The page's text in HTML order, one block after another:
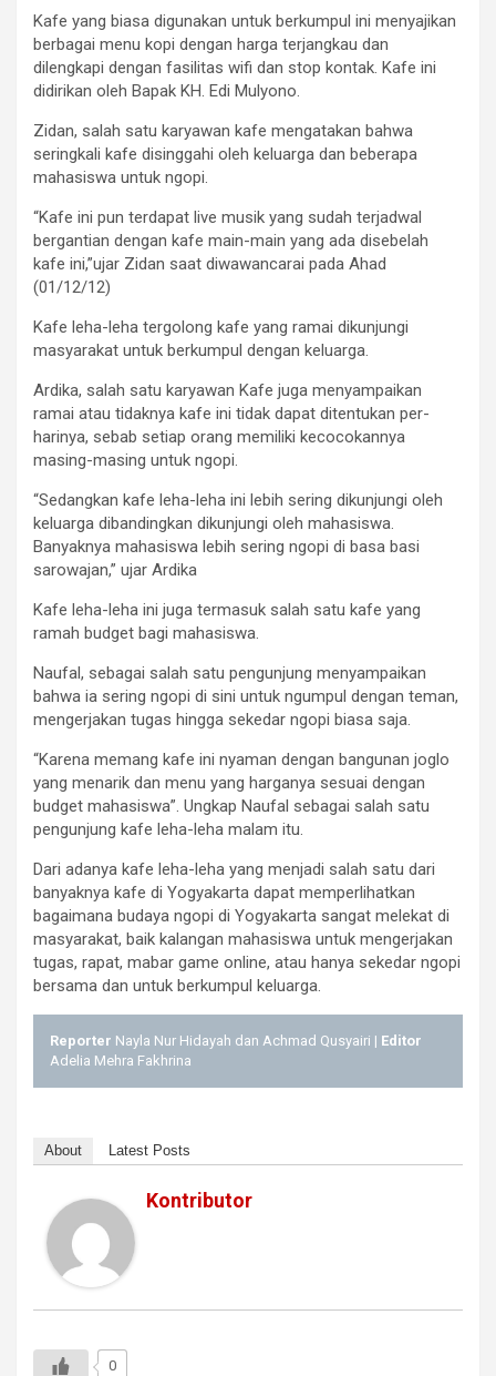
Kafe yang biasa digunakan untuk berkumpul ini menyajikan
berbagai menu kopi dengan harga terjangkau dan
dilengkapi dengan fasilitas wifi dan stop kontak. Kafe ini
didirikan oleh Bapak KH. Edi Mulyono.
Zidan, salah satu karyawan kafe mengatakan bahwa
seringkali kafe disinggahi oleh keluarga dan beberapa
mahasiswa untuk ngopi.
“Kafe ini pun terdapat live musik yang sudah terjadwal
bergantian dengan kafe main-main yang ada disebelah
kafe ini,”ujar Zidan saat diwawancarai pada Ahad
(01/12/12)
Kafe leha-leha tergolong kafe yang ramai dikunjungi
masyarakat untuk berkumpul dengan keluarga.
Ardika, salah satu karyawan Kafe juga menyampaikan
ramai atau tidaknya kafe ini tidak dapat ditentukan per-
harinya, sebab setiap orang memiliki kecocokannya
masing-masing untuk ngopi.
“Sedangkan kafe leha-leha ini lebih sering dikunjungi oleh
keluarga dibandingkan dikunjungi oleh mahasiswa.
Banyaknya mahasiswa lebih sering ngopi di basa basi
sarowajan,” ujar Ardika
Kafe leha-leha ini juga termasuk salah satu kafe yang
ramah budget bagi mahasiswa.
Naufal, sebagai salah satu pengunjung menyampaikan
bahwa ia sering ngopi di sini untuk ngumpul dengan teman,
mengerjakan tugas hingga sekedar ngopi biasa saja.
“Karena memang kafe ini nyaman dengan bangunan joglo
yang menarik dan menu yang harganya sesuai dengan
budget mahasiswa”. Ungkap Naufal sebagai salah satu
pengunjung kafe leha-leha malam itu.
Dari adanya kafe leha-leha yang menjadi salah satu dari
banyaknya kafe di Yogyakarta dapat memperlihatkan
bagaimana budaya ngopi di Yogyakarta sangat melekat di
masyarakat, baik kalangan mahasiswa untuk mengerjakan
tugas, rapat, mabar game online, atau hanya sekedar ngopi
bersama dan untuk berkumpul keluarga.
Reporter Nayla Nur Hidayah dan Achmad Qusyairi | Editor
Adelia Mehra Fakhrina
About Latest Posts
Kontributor
0